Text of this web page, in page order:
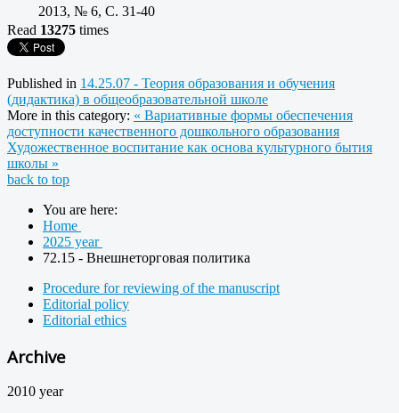
2013, № 6, C. 31-40
Read 13275 times
Published in 14.25.07 - Теория образования и обучения
(дидактика) в общеобразовательной школе
More in this category: « Вариативные формы обеспечения
доступности качественного дошкольного образования
Художественное воспитание как основа культурного бытия
школы »
back to top
You are here:
Home
2025 year
72.15 - Внешнеторговая политика
Procedure for reviewing of the manuscript
Editorial policy
Editorial ethics
Archive
2010 year